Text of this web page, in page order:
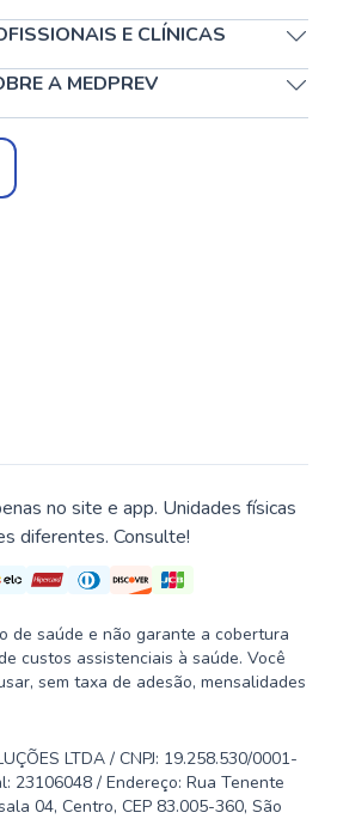
E CLÍNICAS
A MEDPREV
no site e app. Unidades físicas
diferentes. Consulte!
de saúde e não garante a cobertura
custos assistenciais à saúde. Você
sem taxa de adesão, mensalidades
LTDA / CNPJ: 19.258.530/0001-
23106048 / Endereço: Rua Tenente
04, Centro, CEP 83.005-360, São